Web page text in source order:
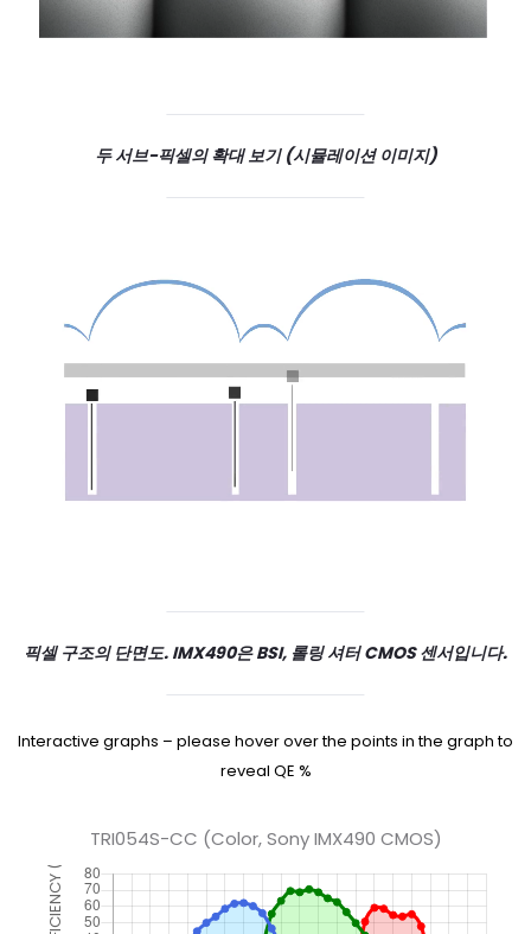
두 서브-픽셀의 확대 보기 (시뮬레이션 이미지)
픽셀 구조의 단면도. IMX490은 BSI, 롤링 셔터 CMOS 센서입니다.
Interactive graphs – please hover over the points in the graph to
reveal QE %
TRI054S-CC (Color, Sony IMX490 CMOS)